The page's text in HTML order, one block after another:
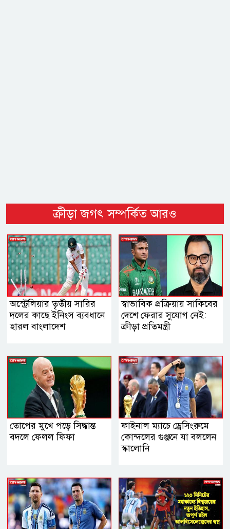
ক্রীড়া জগৎ সম্পর্কিত আরও
অস্ট্রেলিয়ার তৃতীয় সারির
দলের কাছে ইনিংস ব্যবধানে
হারল বাংলাদেশ
স্বাভাবিক প্রক্রিয়ায় সাকিবের
দেশে ফেরার সুযোগ নেই:
ক্রীড়া প্রতিমন্ত্রী
তোপের মুখে পড়ে সিদ্ধান্ত
বদলে ফেলল ফিফা
ফাইনাল ম্যাচে ড্রেসিংরুমে
কোন্দলের গুঞ্জনে যা বললেন
স্কালোনি